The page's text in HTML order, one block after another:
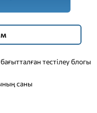
тестілеу блогы
саны